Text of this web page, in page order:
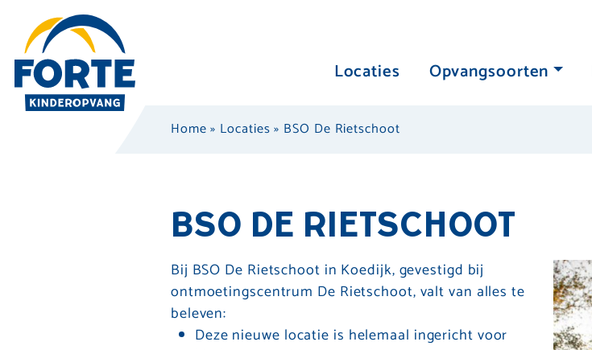
Locaties Opvangsoorten
Home» Locaties» BSO De Rietschoot
BSO DE RIETSCHOOT
Bij BSO De Rietschoot in Koedijk, gevestigd bij
ontmoetingscentrum De Rietschoot, valt van alles te
beleven:
Deze nieuwe locatie is helemaal ingericht voor